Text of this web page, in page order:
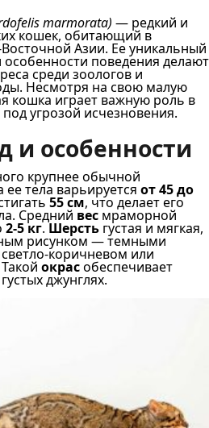
marmorata) — редкий и
кошек, обитающий в
Азии. Ее уникальный
поведения делают
среди зоологов и
Несмотря на свою малую
кошка играет важную роль в
угрозой исчезновения.
особенности
крупнее обычной
тела варьируется от 45 до
55 см, что делает его
Средний вес мраморной
2-5 кг.Шерсть густая и мягкая,
рисунком — темными
коричневом или
окрасобеспечивает
джунглях.